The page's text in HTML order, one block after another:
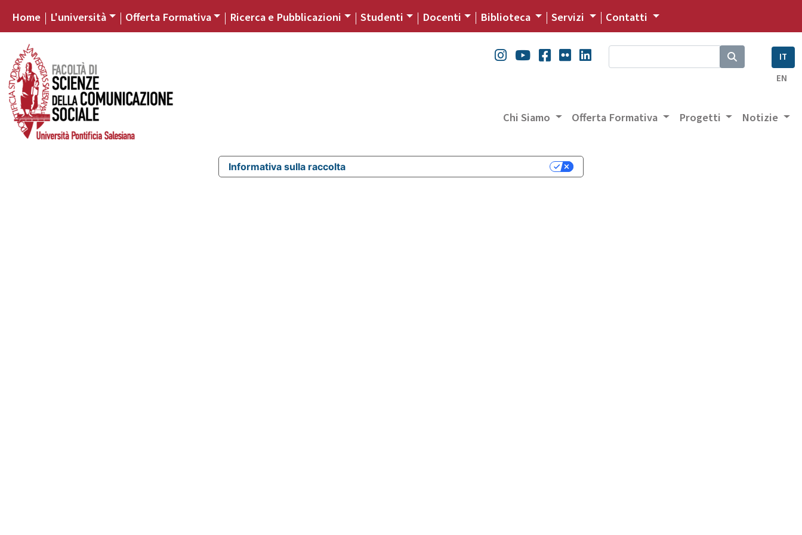
Home L'università Offerta Formativa Ricerca e Pubblicazioni Studenti Docenti Biblioteca Servizi Contatti
IT
EN
Chi Siamo Offerta Formativa Progetti Notizie
Informativa sulla raccolta